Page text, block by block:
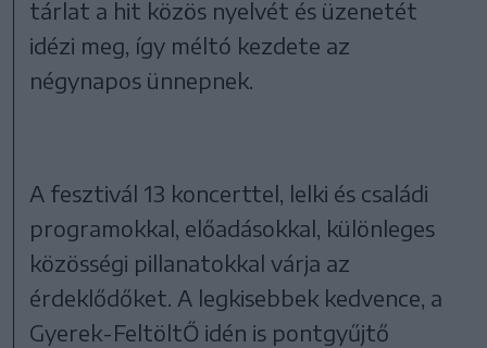
tárlat a hit közös nyelvét és üzenetét
idézi meg, így méltó kezdete az
négynapos ünnepnek.
A fesztivál 13 koncerttel, lelki és családi
programokkal, előadásokkal, különleges
közösségi pillanatokkal várja az
érdeklődőket. A legkisebbek kedvence, a
Gyerek-FeltöltŐ idén is pontgyűjtő